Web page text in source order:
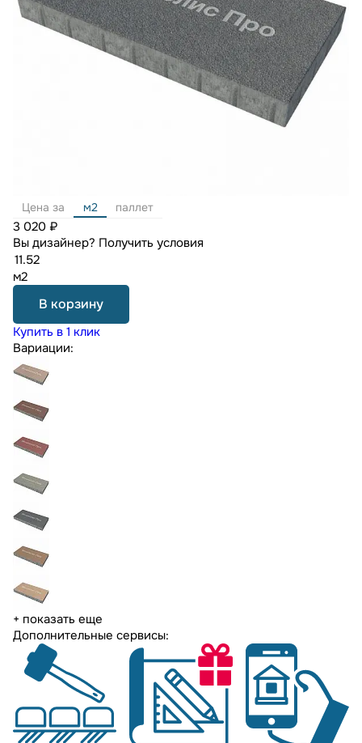
Цена за м2 паллет
3 020 ₽
Вы дизайнер? Получить условия
м2
В корзину
Купить в 1 клик
Вариации:
+ показать еще
Дополнительные сервисы: